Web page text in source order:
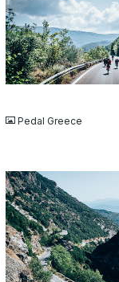
JPG
Pedal Greece